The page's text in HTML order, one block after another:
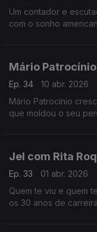
Um contador e
com o sonho
Mário
Ep. 34
10 abr. 2026
Mário Patrocínio
que moldou o seu
Jel com Rita
Ep. 33
01 abr. 2026
Quem te viu e quem
os 30 anos de